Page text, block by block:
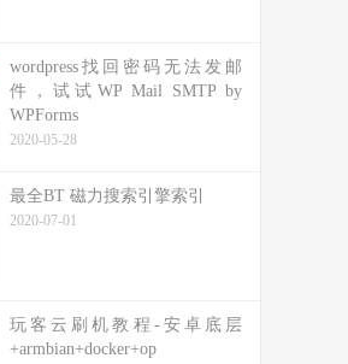
wordpress找回密码无法发邮
件，试试WP Mail SMTP by
WPForms
2020-05-28
最全BT 磁力搜索引擎索引
2020-07-01
玩客云刷机教程-安卓底层
+armbian+docker+op